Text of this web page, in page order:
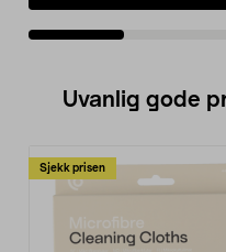
Uvanlig gode
Sjekk prisen